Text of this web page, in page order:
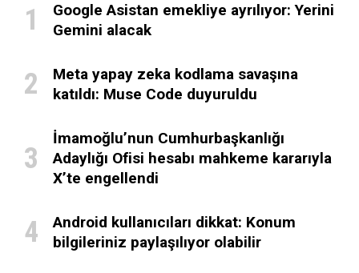
Google Asistan emekliye ayrılıyor: Yerini
Gemini alacak
Meta yapay zeka kodlama savaşına
katıldı: Muse Code duyuruldu
İmamoğlu’nun Cumhurbaşkanlığı
Adaylığı Ofisi hesabı mahkeme kararıyla
X’te engellendi
Android kullanıcıları dikkat: Konum
bilgileriniz paylaşılıyor olabilir